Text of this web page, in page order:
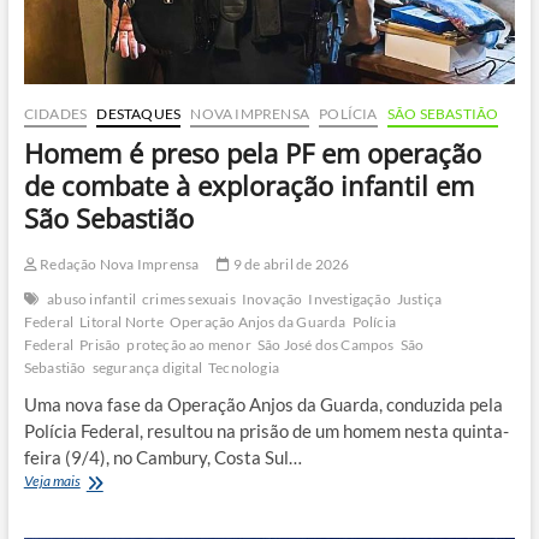
CIDADES DESTAQUES NOVA IMPRENSA POLÍCIA SÃO SEBASTIÃO
Homem é preso pela PF em operação
de combate à exploração infantil em
São Sebastião
Redação Nova Imprensa
9 de abril de 2026
abuso infantil crimes sexuais Inovação Investigação Justiça
Federal Litoral Norte Operação Anjos da Guarda Polícia
Federal Prisão proteção ao menor São José dos Campos São
Sebastião segurança digital Tecnologia
Uma nova fase da Operação Anjos da Guarda, conduzida pela
Polícia Federal, resultou na prisão de um homem nesta quinta-
feira (9/4), no Cambury, Costa Sul…
Veja maisHomem